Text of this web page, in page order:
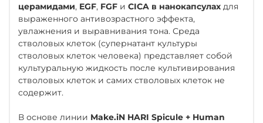
церамидами, EGF, FGF и CICA в нанокапсулах для
выраженного антивозрастного эффекта,
увлажнения и выравнивания тона. Среда
стволовых клеток (супернатант культуры
стволовых клеток человека) представляет собой
культуральную жидкость после культивирования
стволовых клеток и самих стволовых клеток не
содержит.
В основе линии Make.iN HARI Spicule + Human